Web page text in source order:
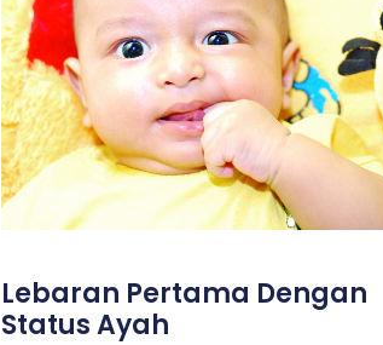
Lebaran Pertama Dengan
Status Ayah